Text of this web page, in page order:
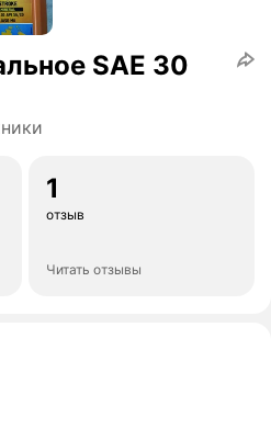
SAE 30
1
отзыв
Читать отзывы